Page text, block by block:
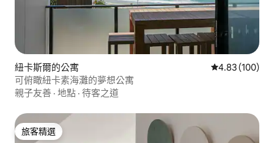
紐卡斯爾的公寓 從 100 則評價
4.83 (100)
可俯瞰紐卡素海灘的夢想公寓
親子友善 · 地點 · 待客之道
旅客精選
旅客精選